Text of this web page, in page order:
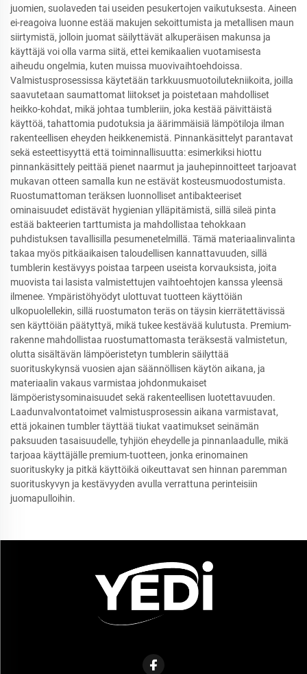
juomien, suolaveden tai useiden pesukertojen vaikutuksesta. Aineen
ei-reagoiva luonne estää makujen sekoittumista ja metallisen maun
siirtymistä, jolloin juomat säilyttävät alkuperäisen makunsa ja
käyttäjä voi olla varma siitä, ettei kemikaalien vuotamisesta
aiheudu ongelmia, kuten muissa muovivaihtoehdoissa.
Valmistusprosessissa käytetään tarkkuusmuotoilutekniikoita, joilla
saavutetaan saumattomat liitokset ja poistetaan mahdolliset
heikko-kohdat, mikä johtaa tumbleriin, joka kestää päivittäistä
käyttöä, tahattomia pudotuksia ja äärimmäisiä lämpötiloja ilman
rakenteellisen eheyden heikkenemistä. Pinnankäsittelyt parantavat
sekä esteettisyyttä että toiminnallisuutta: esimerkiksi hiottu
pinnankäsittely peittää pienet naarmut ja jauhepinnoitteet tarjoavat
mukavan otteen samalla kun ne estävät kosteusmuodostumista.
Ruostumattoman teräksen luonnolliset antibakteeriset
ominaisuudet edistävät hygienian ylläpitämistä, sillä sileä pinta
estää bakteerien tarttumista ja mahdollistaa tehokkaan
puhdistuksen tavallisilla pesumenetelmillä. Tämä materiaalinvalinta
takaa myös pitkäaikaisen taloudellisen kannattavuuden, sillä
tumblerin kestävyys poistaa tarpeen useista korvauksista, joita
muovista tai lasista valmistettujen vaihtoehtojen kanssa yleensä
ilmenee. Ympäristöhyödyt ulottuvat tuotteen käyttöiän
ulkopuolellekin, sillä ruostumaton teräs on täysin kierrätettävissä
sen käyttöiän päätyttyä, mikä tukee kestävää kulutusta. Premium-
rakenne mahdollistaa ruostumattomasta teräksestä valmistetun,
olutta sisältävän lämpöeristetyn tumblerin säilyttää
suorituskykynsä vuosien ajan säännöllisen käytön aikana, ja
materiaalin vakaus varmistaa johdonmukaiset
lämpöeristysominaisuudet sekä rakenteellisen luotettavuuden.
Laadunvalvontatoimet valmistusprosessin aikana varmistavat,
että jokainen tumbler täyttää tiukat vaatimukset seinämän
paksuuden tasaisuudelle, tyhjiön eheydelle ja pinnanlaadulle, mikä
tarjoaa käyttäjälle premium-tuotteen, jonka erinomainen
suorituskyky ja pitkä käyttöikä oikeuttavat sen hinnan paremman
suorituskyvyn ja kestävyyden avulla verrattuna perinteisiin
juomapulloihin.